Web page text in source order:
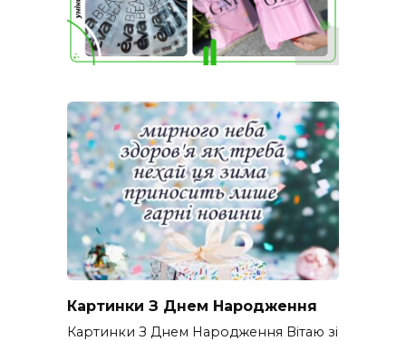
Картинки З Днем Народження
Картинки З Днем Народження Вітаю зі